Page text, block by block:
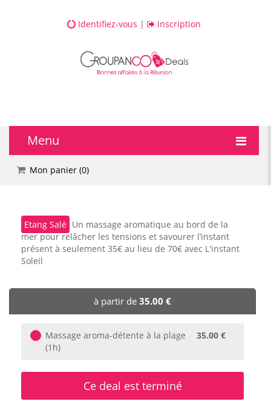
Identifiez-vous | Inscription
Menu
🔥 DEALS
💅 Beauté
🎯 Loisirs
🏨 Hôtels
🎈 Événements
Mon panier (0)
Etang Salé Un massage aromatique au bord de la
mer pour relâcher les tensions et savourer l’instant
présent à seulement 35€ au lieu de 70€ avec L'instant
Soleil
à partir de 35.00 €
Massage aroma-détente à la plage
(1h)
35.00 €
Ce deal est terminé